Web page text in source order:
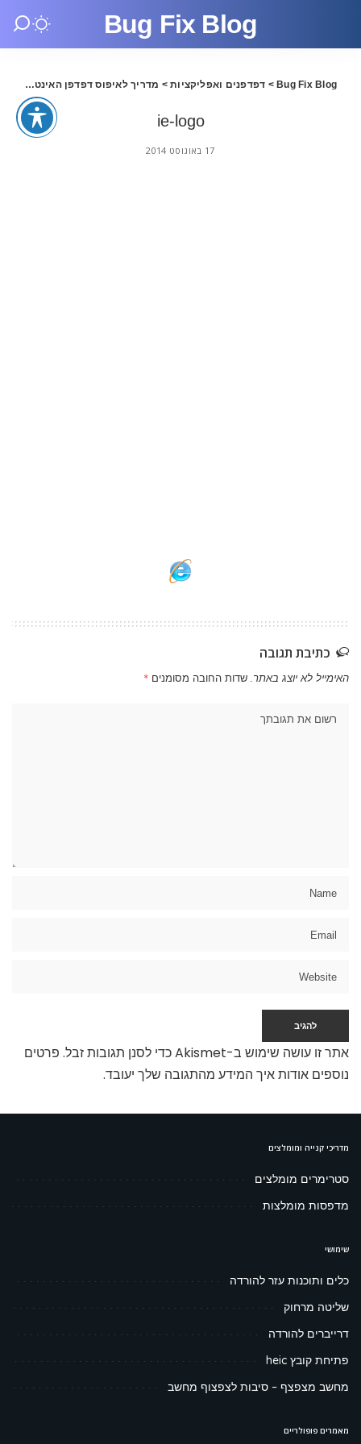
Bug Fix Blog
Bug Fix Blog
> דפדפנים ואפליקציות> מדריך לאיפוס דפדפן האינטרנט
ie-logo
17 באוגוסט 2014
כתיבת תגובה
האימייל לא יוצג באתר. שדות החובה מסומנים *
אתר זו עושה שימוש ב-Akismet כדי לסנן תגובות זבל.
פרטים
נוספים אודות איך המידע מהתגובה שלך יעובד.
מדריכי קנייה ומומלצים
סטרימרים מומלצים
מדפסות מומלצות
שימושי
כלים ותוכנות עזר להורדה
שליטה מרחוק
דרייברים להורדה
פתיחת קובץ heic
מחשב מצפצף – סיבות לצפצוף מחשב
מאמרים פופולריים